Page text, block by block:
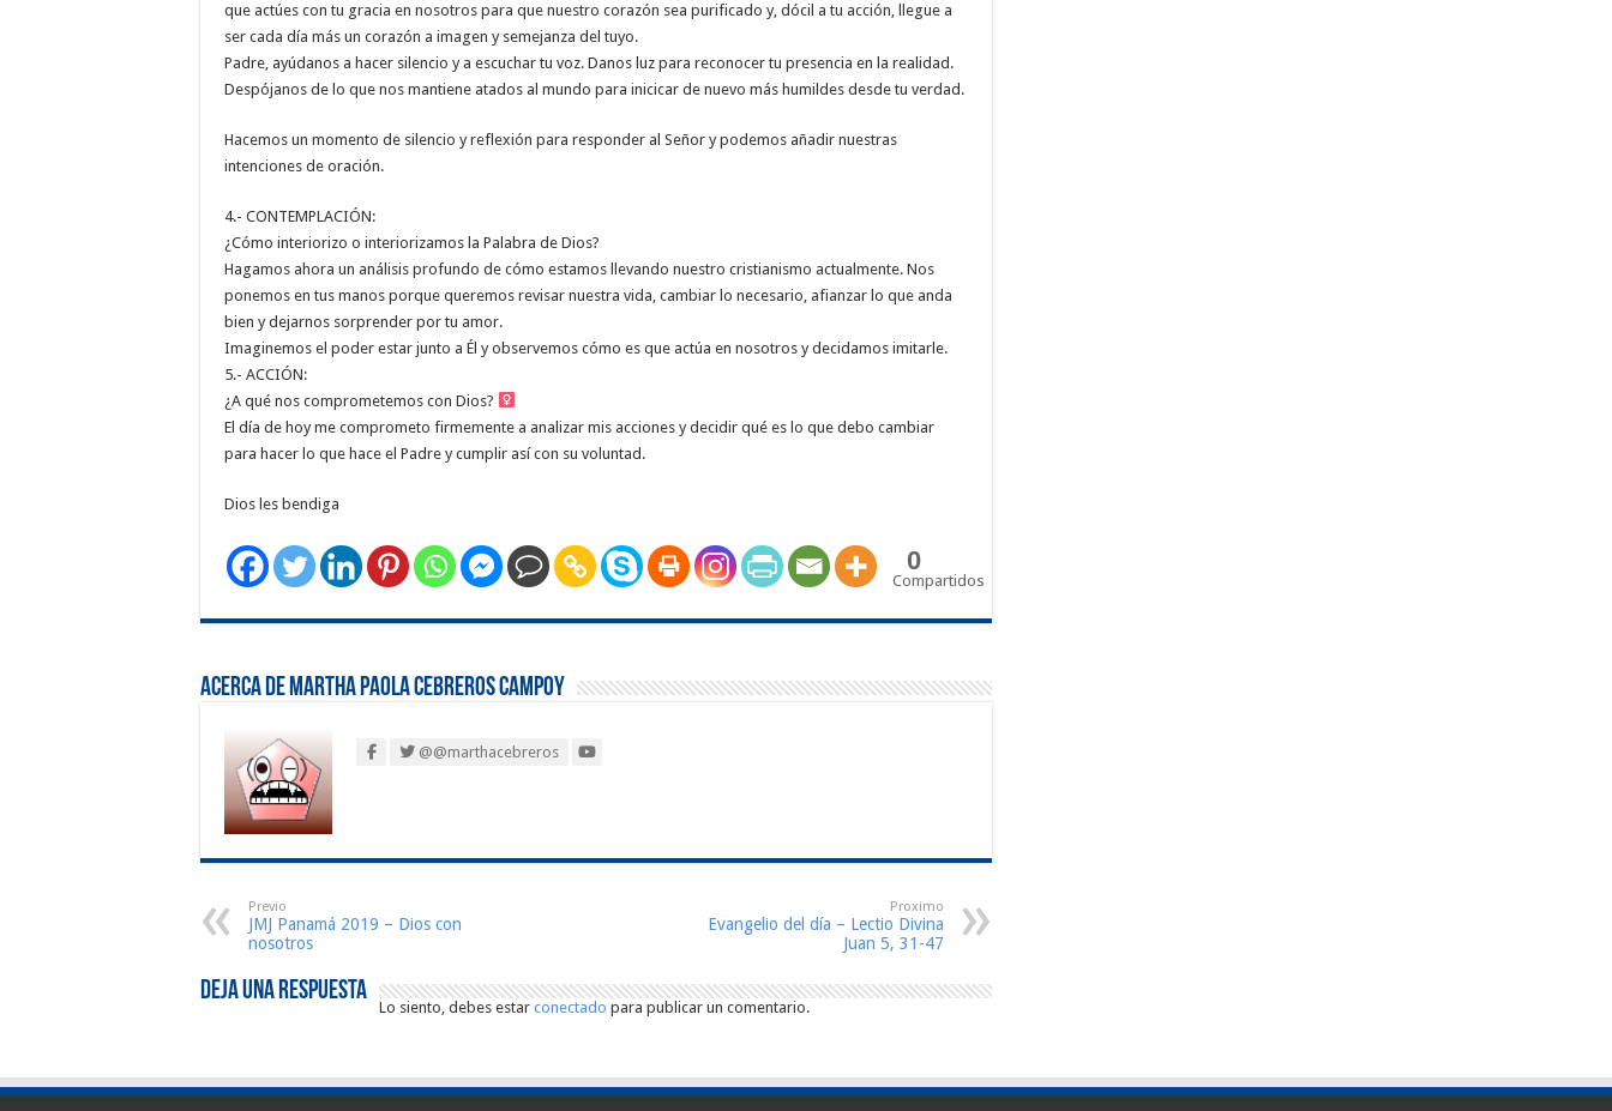
que actúes con tu gracia en nosotros para que nuestro corazón sea purificado y, dócil a tu acción, llegue a
ser cada día más un corazón a imagen y semejanza del tuyo.
Padre, ayúdanos a hacer silencio y a escuchar tu voz. Danos luz para reconocer tu presencia en la realidad.
Despójanos de lo que nos mantiene atados al mundo para inicicar de nuevo más humildes desde tu verdad.
Hacemos un momento de silencio y reflexión para responder al Señor y podemos añadir nuestras
intenciones de oración.
4.- CONTEMPLACIÓN:
¿Cómo interiorizo o interiorizamos la Palabra de Dios?
Hagamos ahora un análisis profundo de cómo estamos llevando nuestro cristianismo actualmente. Nos
ponemos en tus manos porque queremos revisar nuestra vida, cambiar lo necesario, afianzar lo que anda
bien y dejarnos sorprender por tu amor.
Imaginemos el poder estar junto a Él y observemos cómo es que actúa en nosotros y decidamos imitarle.
5.- ACCIÓN:
¿A qué nos comprometemos con Dios? ‍
El día de hoy me comprometo firmemente a analizar mis acciones y decidir qué es lo que debo cambiar
para hacer lo que hace el Padre y cumplir así con su voluntad.
Dios les bendiga
0
Compartidos
Acerca de Martha Paola Cebreros Campoy
@@marthacebreros
Previo
JMJ Panamá 2019 – Dios con
nosotros
Proximo
Evangelio del día – Lectio Divina
Juan 5, 31-47
Deja una respuesta
Lo siento, debes estar conectado para publicar un comentario.